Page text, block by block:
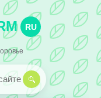
RU